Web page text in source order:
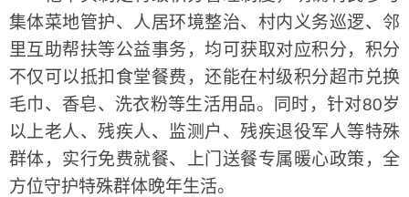
集体菜地管护、人居环境整治、村内义务巡逻、邻
里互助帮扶等公益事务，均可获取对应积分，积分
不仅可以抵扣食堂餐费，还能在村级积分超市兑换
毛巾、香皂、洗衣粉等生活用品。同时，针对80岁
以上老人、残疾人、监测户、残疾退役军人等特殊
群体，实行免费就餐、上门送餐专属暖心政策，全
方位守护特殊群体晚年生活。